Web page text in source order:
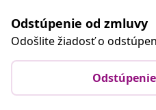
Odstúpenie od zmluvy
Odošlite žiadosť o